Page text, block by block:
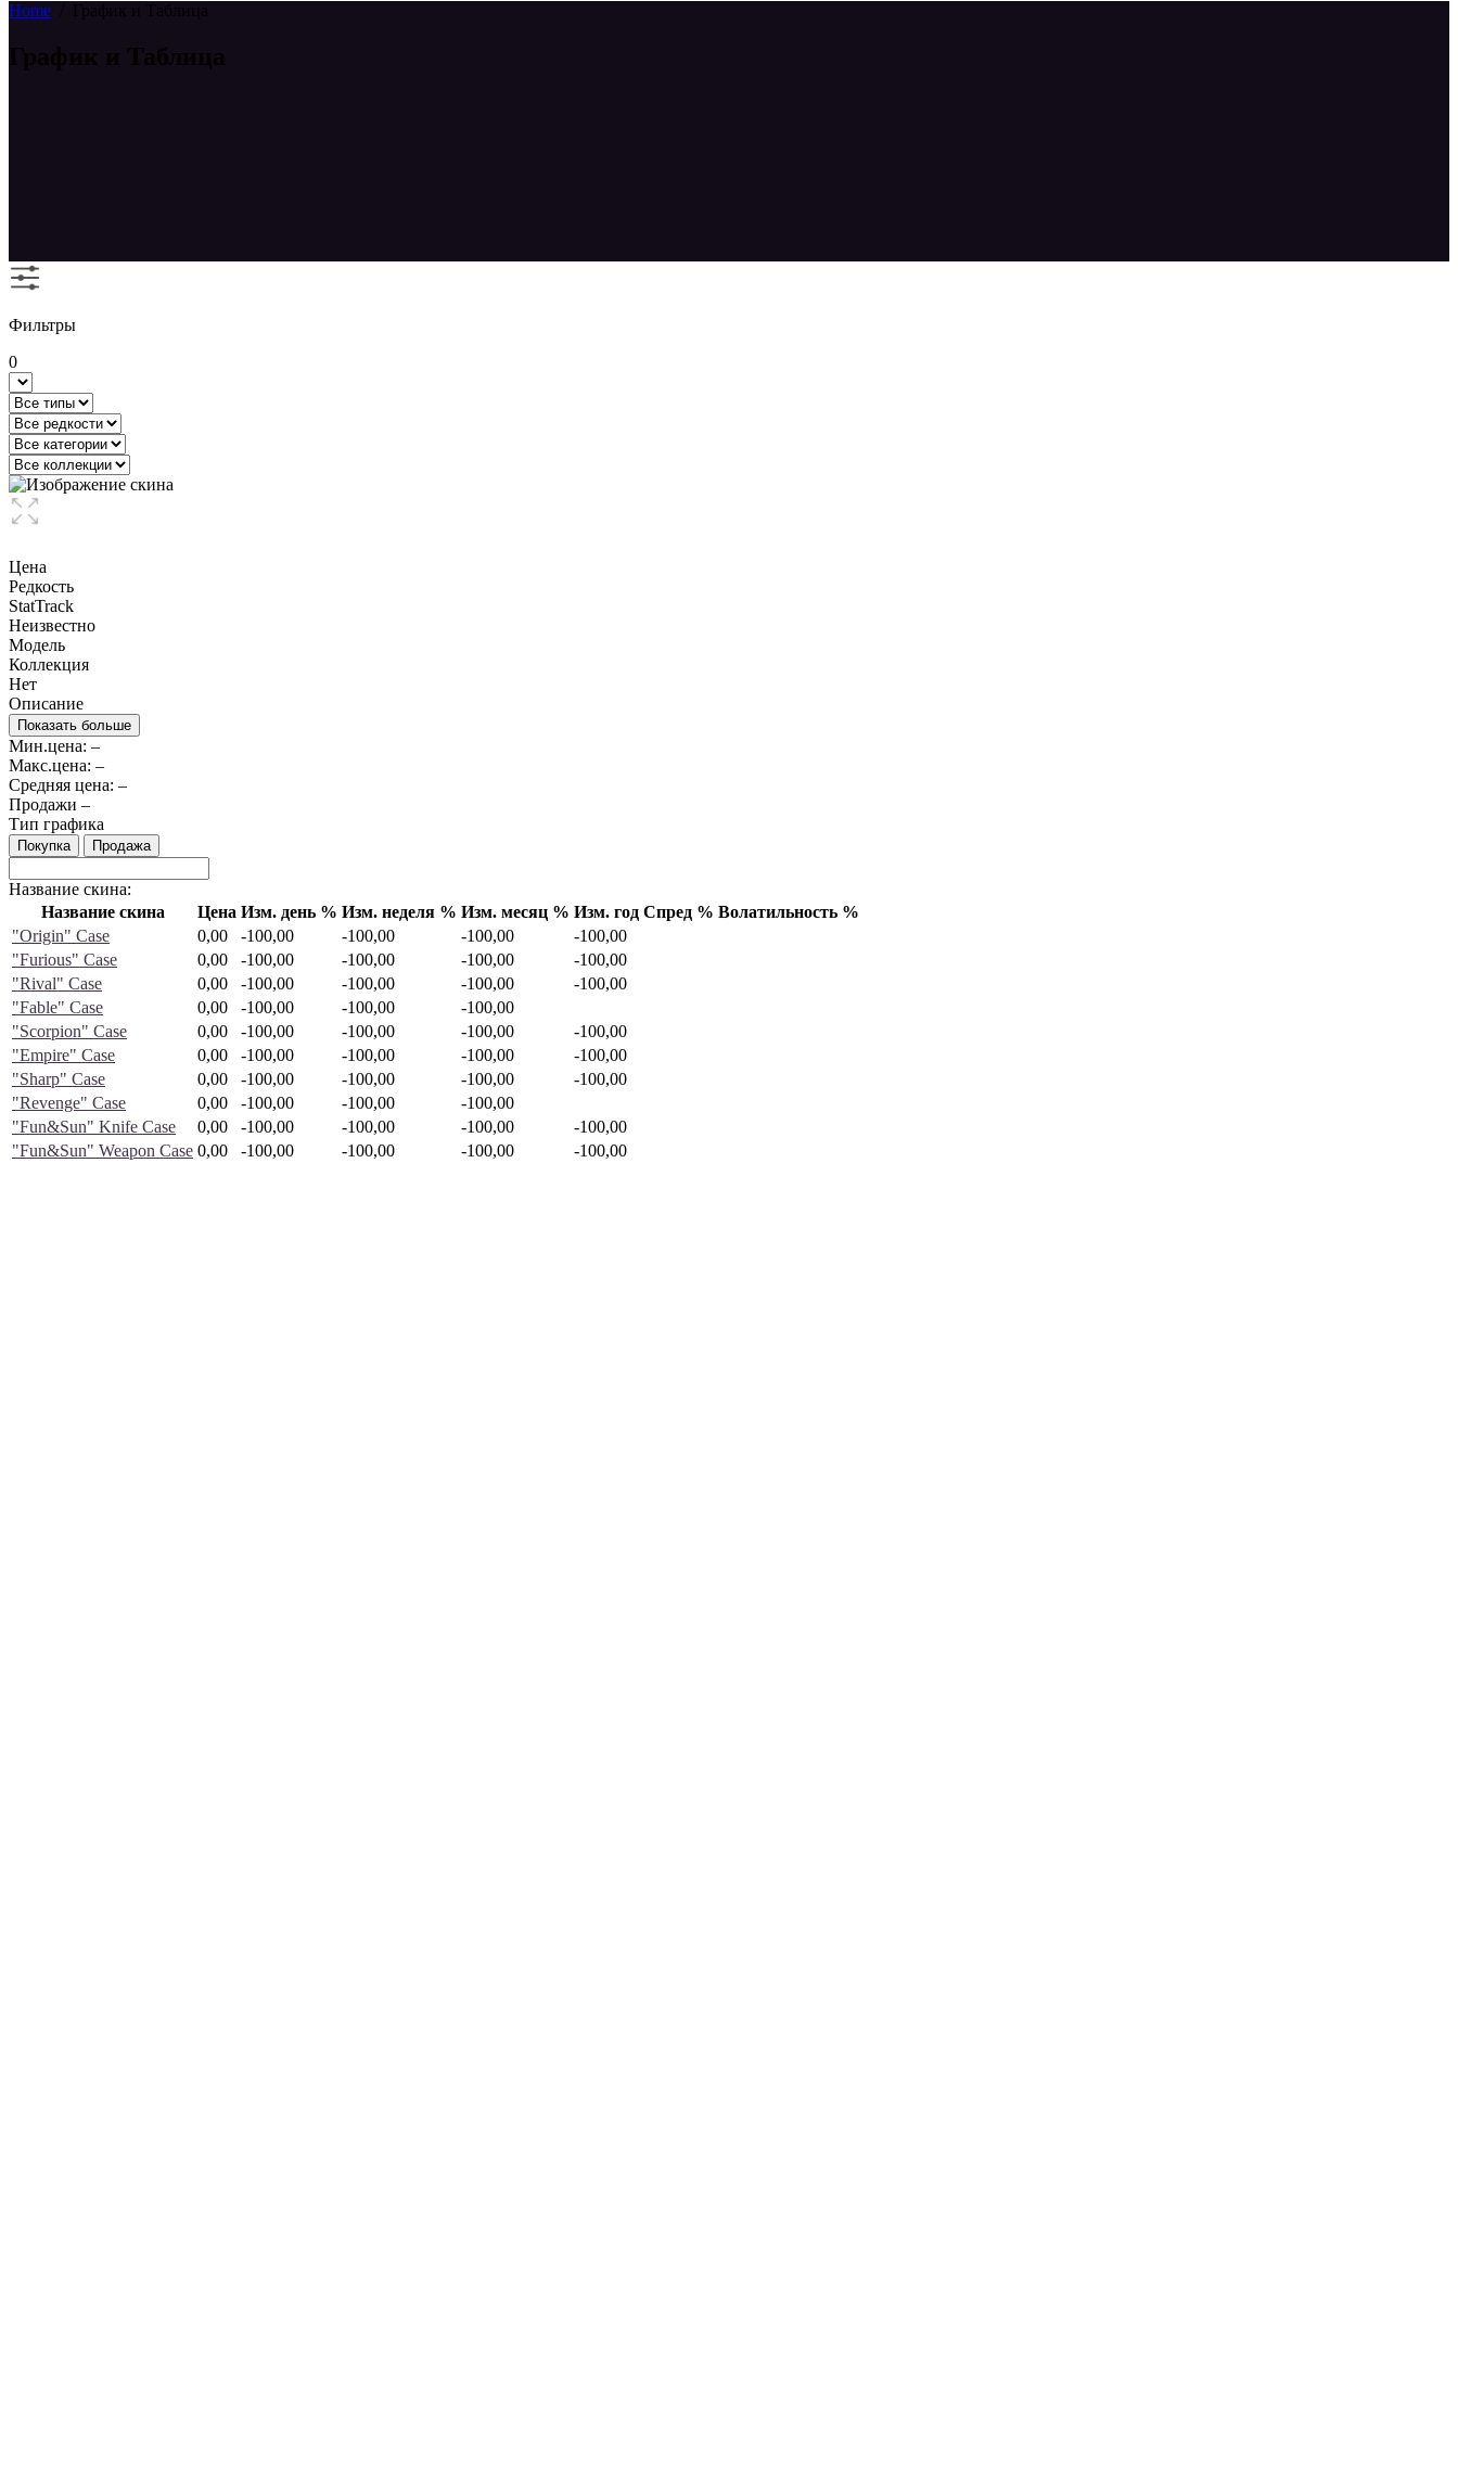
Home График и Таблица
График и Таблица
Фильтры
0
Цена
Редкость
StatTrack
Неизвестно
Модель
Коллекция
Нет
Описание
Показать больше
Мин.цена: –
Макс.цена: –
Средняя цена: –
Продажи –
Тип графика
Покупка Продажа
Название скина:
Название скина
Цена Изм. день % Изм. неделя % Изм. месяц % Изм. год Спред % Волатильность %
"Origin" Case
0,00 -100,00 -100,00 -100,00
-100,00
"Furious" Case
0,00 -100,00 -100,00 -100,00
-100,00
"Rival" Case
0,00 -100,00 -100,00 -100,00
-100,00
"Fable" Case
0,00 -100,00 -100,00
-100,00
"Scorpion" Case
0,00 -100,00 -100,00 -100,00
-100,00
"Empire" Case
0,00 -100,00 -100,00 -100,00
-100,00
"Sharp" Case
0,00 -100,00 -100,00 -100,00
-100,00
"Revenge" Case
0,00 -100,00 -100,00
-100,00
"Fun&Sun" Knife Case
0,00 -100,00 -100,00 -100,00
-100,00
"Fun&Sun" Weapon Case 0,00 -100,00 -100,00 -100,00 -100,00